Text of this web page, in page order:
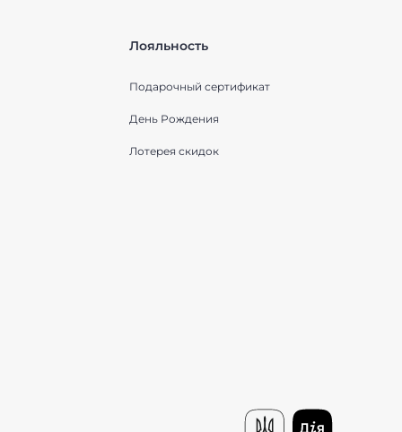
Лояльность
Подарочный сертификат
День Рождения
Лотерея скидок